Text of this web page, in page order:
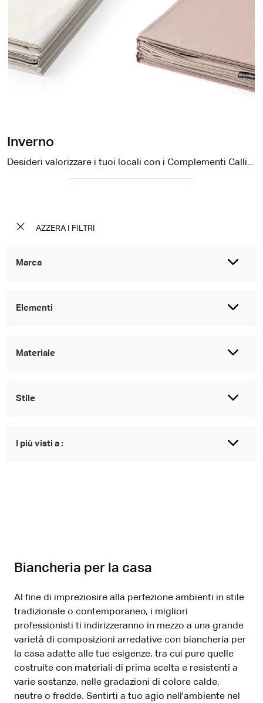
AZZERA I FILTRI
Marca
Elementi
Materiale
Stile
I più visti a :
Inverno
Desideri valorizzare i tuoi locali con i Complementi Calligaris? Ti presentiamo differenti modelli di biancheria per la casa in tessuto come Inverno.
Biancheria per la casa
Al fine di impreziosire alla perfezione ambienti in stile
tradizionale o contemporaneo, i migliori
professionisti ti indirizzeranno in mezzo a una grande
varietà di composizioni arredative con biancheria per
la casa adatte alle tue esigenze, tra cui pure quelle
costruite con materiali di prima scelta e resistenti a
varie sostanze, nelle gradazioni di colore calde,
neutre o fredde. Sentirti a tuo agio nell'ambiente nel